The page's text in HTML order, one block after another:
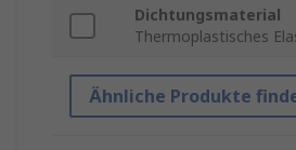
Dichtungsmaterial
Thermoplastisches
Ähnliche Produkte